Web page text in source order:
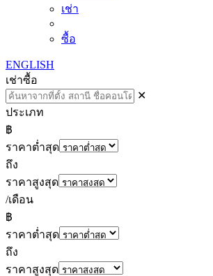
เช่า
ซื้อ
ENGLISH
เช่าซื้อ
✕
ประเภท
฿
ราคาต่ำสุด
ถึง
ราคาสูงสุด
/เดือน
฿
ราคาต่ำสุด
ถึง
ราคาสูงสุด